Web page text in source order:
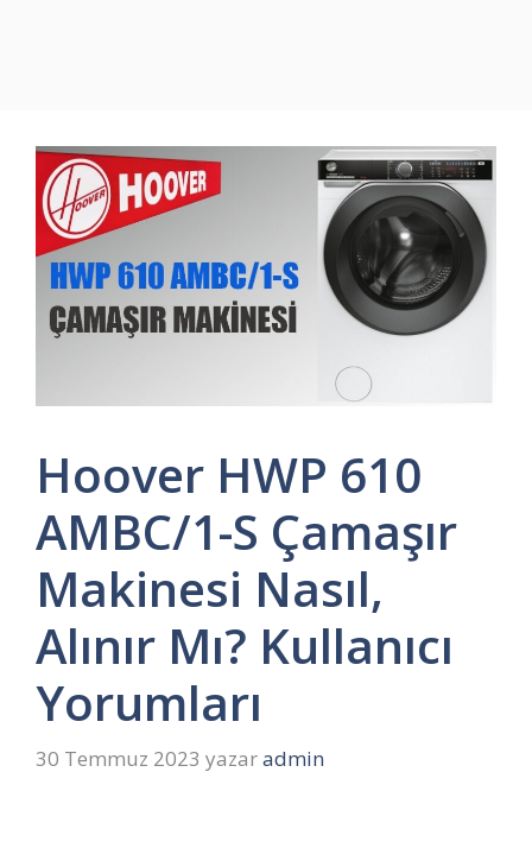
Hoover HWP 610
AMBC/1-S Çamaşır
Makinesi Nasıl,
Alınır Mı? Kullanıcı
Yorumları
30 Temmuz 2023 yazaradmin